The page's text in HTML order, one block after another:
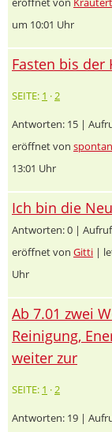
um 10:01 Uhr
Fasten bis der
SEITE: 1 ·2
Antworten: 15 |
eröffnet von spontan
13:01 Uhr
Ich bin die
Antworten: 0 |
eröffnet von Gitti |
Uhr
Ab 7.01 zwei
Reinigung,
weiter zur
SEITE: 1 ·2
Antworten: 19 |